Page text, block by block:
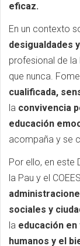
eficaz.
En un contexto
desigualdades
profesional de
que nunca.
cualificada,
la convivencia
educación
acompaña y se
Por ello, en este
la Pau y el
sociales y
la educación
humanos y el